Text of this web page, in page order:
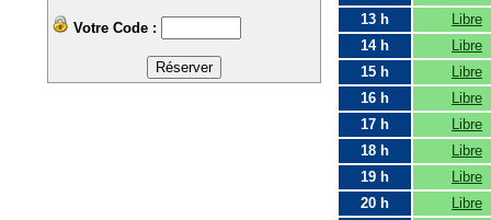
Votre Code :
13 h
Libre
14 h
Libre
15 h
Libre
16 h
Libre
17 h
Libre
18 h
Libre
19 h
Libre
20 h
Libre